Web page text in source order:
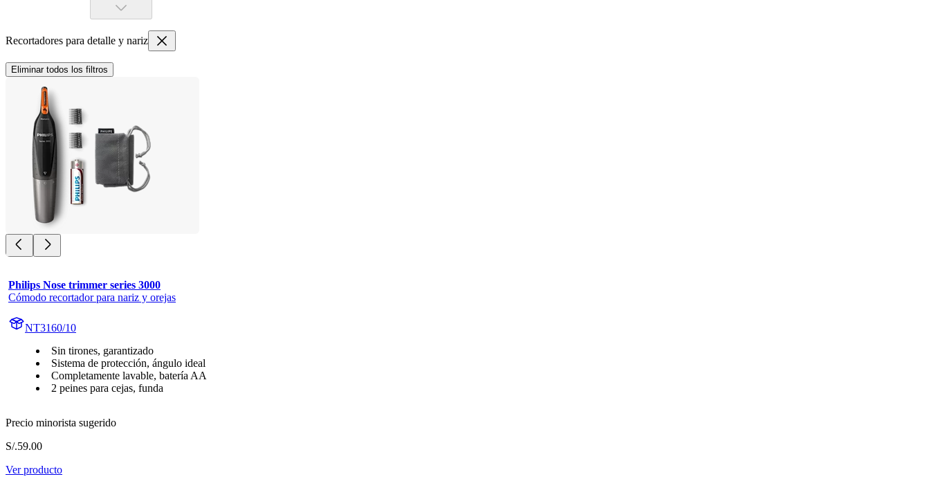
Recortadores para detalle y nariz
Eliminar todos los filtros
Philips Nose trimmer series 3000
Cómodo recortador para nariz y orejas
NT3160/10
Sin tirones, garantizado
Sistema de protección, ángulo ideal
Completamente lavable, batería AA
2 peines para cejas, funda
Precio minorista sugerido
S/.59.00
Ver producto